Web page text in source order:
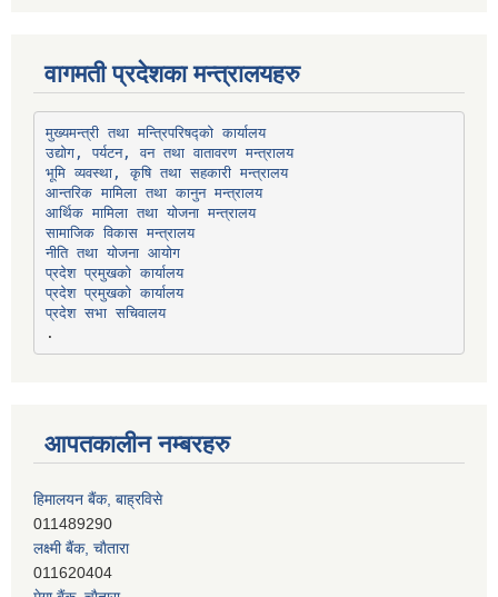
वागमती प्रदेशका मन्त्रालयहरु
मुख्यमन्त्री तथा मन्त्रिपरिषद्को कार्यालय
उद्योग, पर्यटन, वन तथा वातावरण मन्त्रालय
भूमि व्यवस्था, कृषि तथा सहकारी मन्त्रालय
आन्तरिक मामिला तथा कानुन मन्त्रालय
आर्थिक मामिला तथा योजना मन्त्रालय
सामाजिक विकास मन्त्रालय
नीति तथा योजना आयोग
प्रदेश प्रमुखको कार्यालय
प्रदेश प्रमुखको कार्यालय
प्रदेश सभा सचिवालय
आपतकालीन नम्बरहरु
हिमालयन बैंक, बाह्रविसे
011489290
लक्ष्मी बैंक, चाैतारा
011620404
मेगा बैंक, चाैतारा